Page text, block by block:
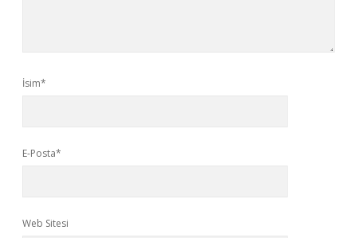
İsim*
E-Posta*
Web Sitesi